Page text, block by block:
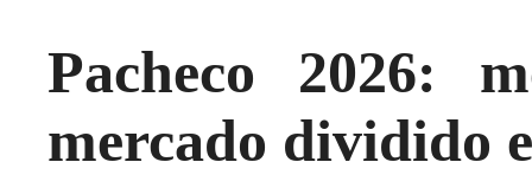
Pacheco 2026:
mercado dividido